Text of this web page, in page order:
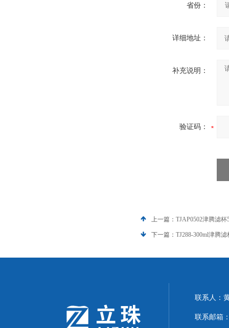
省份：
详细地址：
补充说明：
验证码：
上一篇： TJAP0502津腾滤杯
下一篇： TJ288-300ml津腾
联系人：
联系邮箱